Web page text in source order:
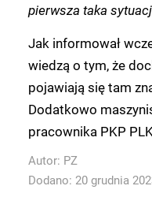
pierwsza taka
Jak informował
wiedzą o tym, że
pojawiają się tam
Dodatkowo
pracownika PKP
Autor: PZ
Dodano: 20 grudnia